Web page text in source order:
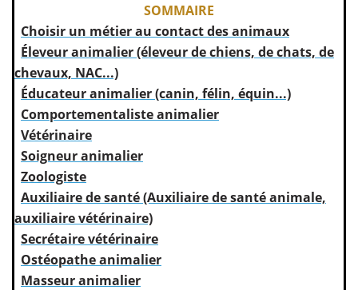
SOMMAIRE
Choisir un métier au contact des animaux
Éleveur animalier (éleveur de chiens, de chats, de
chevaux, NAC...)
Éducateur animalier (canin, félin, équin...)
Comportementaliste animalier
Vétérinaire
Soigneur animalier
Zoologiste
Auxiliaire de santé (Auxiliaire de santé animale,
auxiliaire vétérinaire)
Secrétaire vétérinaire
Ostéopathe animalier
Masseur animalier